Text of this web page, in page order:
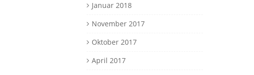
Januar 2018
November 2017
Oktober 2017
April 2017